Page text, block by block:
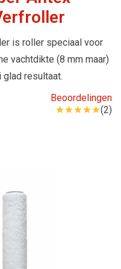
is roller speciaal voor
vachtdikte (8 mm maar)
resultaat.
Beoordelingen
(2)